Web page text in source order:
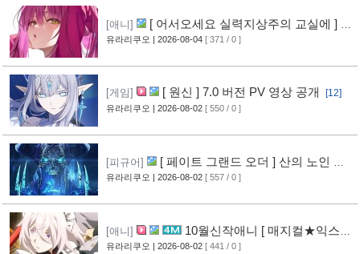
[애니]
[ 어서오세요 실력지상주의 교실에 ] 블
루레이 VOL.2 표지 공개 [6]
유라리쿠오 | 2026-08-04 [ 371 / 0 ]
[게임] [ 원신 ] 7.0 버전 PV 영상 공개 [12]
유라리쿠오 | 2026-08-02 [ 550 / 0 ]
[피규어]
[ 페이트 그랜드 오더 ] 산의 노인 신
작 피규어 공개 [16]
유라리쿠오 | 2026-08-02 [ 557 / 0 ]
[애니]
10월신작애니 [ 매지컬★익스플
로러 ] PV 영상 공개 [11]
유라리쿠오 | 2026-08-02 [ 441 / 0 ]